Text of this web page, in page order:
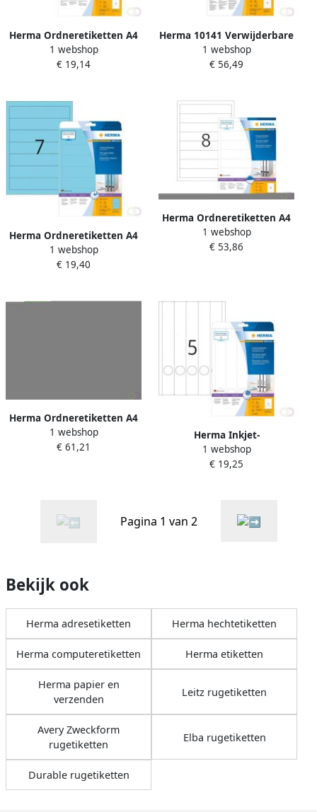
Herma Ordneretiketten A4
59 x 297 mm wit
ondoorzichtig permanent
1 webshop
€ 19,14
Herma 10141 Verwijderbare
ordneretiketten A4 192 x 61
mm wit ondoorzichtig
1 webshop
€ 56,49
Herma Ordneretiketten A4
192 x 38 mm blauw
permanent hechtend
1 webshop
€ 19,40
Herma Ordneretiketten A4
192 x 34 mm wit
ondoorzichtig permanent
1 webshop
€ 53,86
Herma Ordneretiketten A4
192 x 61 mm groen
permanent hechtend
1 webshop
€ 61,21
Herma Inkjet-
ordneretiketten A4 38 x 297
mm wit permanent
1 webshop
€ 19,25
Pagina 1 van 2
Bekijk ook
Herma adresetiketten Herma hechtetiketten
Herma computeretiketten Herma etiketten
Herma papier en
verzenden
Leitz rugetiketten
Avery Zweckform
rugetiketten
Elba rugetiketten
Durable rugetiketten